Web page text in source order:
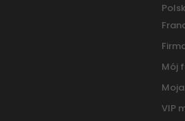
Mój
VIP